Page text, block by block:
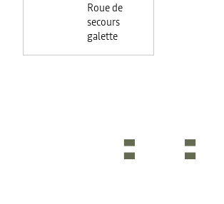
Roue de
secours
galette